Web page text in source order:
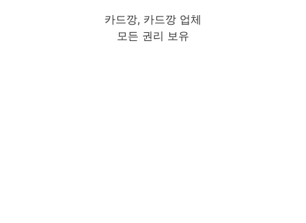
카드깡, 카드깡 업체
모든 권리 보유